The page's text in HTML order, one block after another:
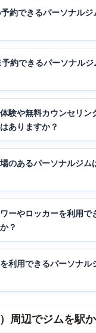
約できるパーソナルジ
約できるパーソナル
験や無料カウンセリン
ありますか？
のあるパーソナルジム
ーやロッカーを利用で
？
利用できるパーソナル
周辺でジムを駅